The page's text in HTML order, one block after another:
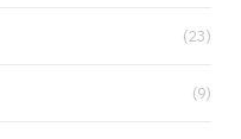
(23)
(9)